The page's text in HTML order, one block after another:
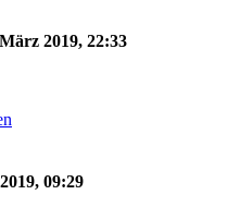
2019, 22:33
09:29